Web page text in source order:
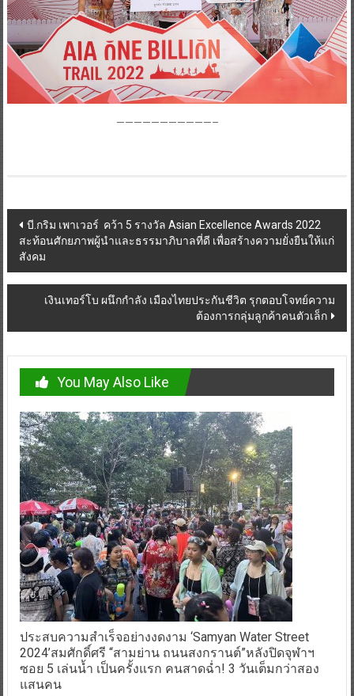
———————————–
Post
navigation
บี.กริม เพาเวอร์ คว้า 5 รางวัล Asian Excellence Awards 2022
สะท้อนศักยภาพผู้นำและธรรมาภิบาลที่ดี เพื่อสร้างความยั่งยืนให้แก่
สังคม
เงินเทอร์โบ ผนึกกำลัง เมืองไทยประกันชีวิต รุกตอบโจทย์ความ
ต้องการกลุ่มลูกค้าคนตัวเล็ก
You May Also Like
ประสบความสำเร็จอย่างงดงาม ‘Samyan Water Street
2024’สมศักดิ์ศรี “สามย่าน ถนนสงกรานต์”หลังปิดจุฬาฯ
ซอย 5 เล่นน้ำ เป็นครั้งแรก คนสาดฉ่ำ! 3 วันเต็มกว่าสอง
แสนคน